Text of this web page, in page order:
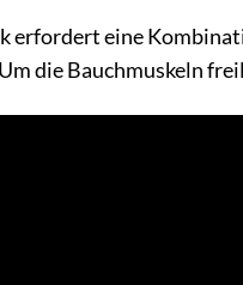
erfordert eine
die Bauchmuskeln